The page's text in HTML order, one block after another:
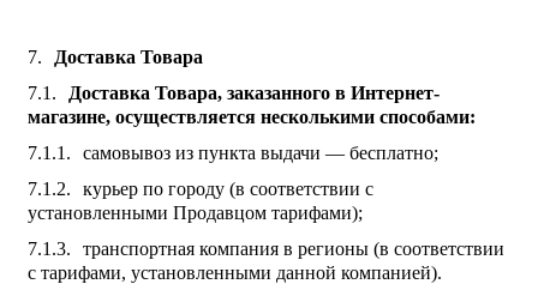
Доставка Товара
Доставка Товара, заказанного в Интернет-
магазине, осуществляется несколькими способами:
самовывоз из пункта выдачи — бесплатно;
курьер по городу (в соответствии с
установленными Продавцом тарифами);
транспортная компания в регионы (в соответствии
с тарифами, установленными данной компанией).